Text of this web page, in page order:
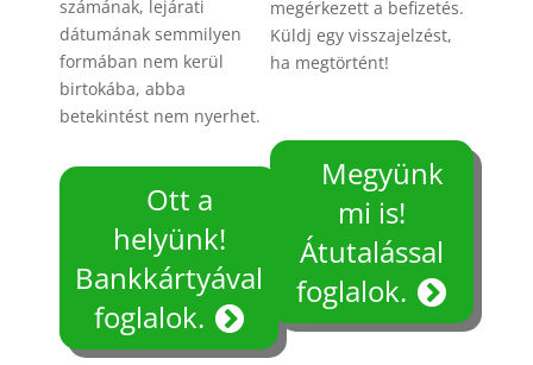
számának, lejárati
dátumának semmilyen
formában nem kerül
birtokába, abba
betekintést nem nyerhet.
Ott a
helyünk!
Bankkártyával
foglalok.
megérkezett a befizetés.
Küldj egy visszajelzést,
ha megtörtént!
Megyünk
mi is!
Átutalással
foglalok.